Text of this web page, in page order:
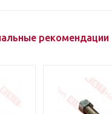
рекомендации